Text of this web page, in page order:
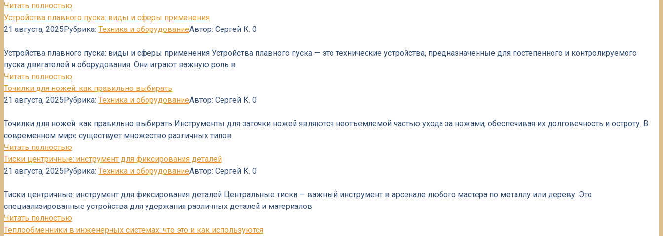
Читать полностью
Устройства плавного пуска: виды и сферы применения
21 августа, 2025Рубрика: Техника и оборудованиеАвтор: Сергей К. 0
Устройства плавного пуска: виды и сферы применения Устройства плавного пуска — это технические устройства, предназначенные для постепенного и контролируемого
пуска двигателей и оборудования. Они играют важную роль в
Читать полностью
Точилки для ножей: как правильно выбирать
21 августа, 2025Рубрика: Техника и оборудованиеАвтор: Сергей К. 0
Точилки для ножей: как правильно выбирать Инструменты для заточки ножей являются неотъемлемой частью ухода за ножами, обеспечивая их долговечность и остроту. В
современном мире существует множество различных типов
Читать полностью
Тиски центричные: инструмент для фиксирования деталей
21 августа, 2025Рубрика: Техника и оборудованиеАвтор: Сергей К. 0
Тиски центричные: инструмент для фиксирования деталей Центральные тиски — важный инструмент в арсенале любого мастера по металлу или дереву. Это
специализированные устройства для удержания различных деталей и материалов
Читать полностью
Теплообменники в инженерных системах: что это и как используются